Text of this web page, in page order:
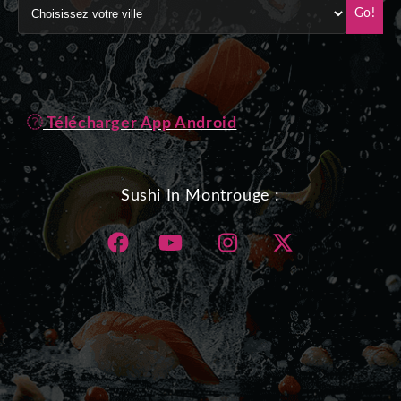
Go!
Télécharger App Android
Sushi In Montrouge :